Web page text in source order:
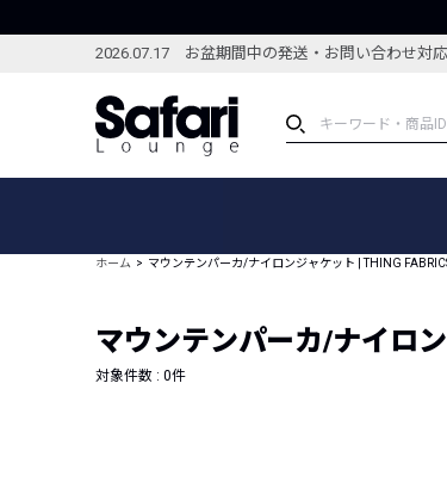
2026.07.17 お盆期間中の発送・お問い合わせ対
ブランドから探す
新着アイテム
編集部のおすすめアイテム
特集記事
コーデ
ホーム マウンテンパーカ/ナイロンジャケット | THING
マウンテンパーカ/ナイロ
対象件数 : 0件